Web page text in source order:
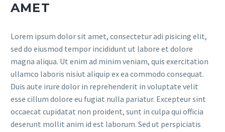
AMET
Lorem ipsum dolor sit amet, consectetur adi pisicing elit,
sed do eiusmod tempor incididunt ut labore et dolore
magna aliqua. Ut enim ad minim veniam, quis exercitation
ullamco laboris nisiut aliquip ex ea commodo consequat.
Duis aute irure dolor in reprehenderit in voluptate velit
esse cillum dolore eu fugiat nulla pariatur. Excepteur sint
occaecat cupidatat non proident, sunt in culpa qui officia
deserunt mollit anim id est laborum. Sed ut perspiciatis